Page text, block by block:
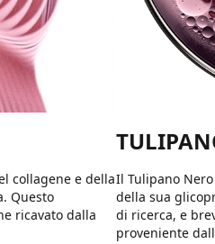
collagene e della
Questo
ricavato dalla
Il Tulipano
della sua
di ricerca, e
proveniente